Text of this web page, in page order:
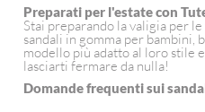
Preparati per l'estate con
Stai preparando la valigia per
sandali in gomma per bambini,
modello più adatto al loro stile
lasciarti fermare da nulla!
Domande frequenti sui